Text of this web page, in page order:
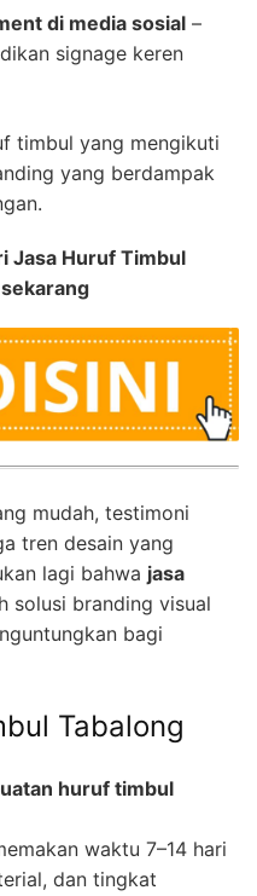
di media sosial –
signage keren
timbul yang mengikuti
yang berdampak
Jasa Huruf Timbul
mudah, testimoni
tren desain yang
lagi bahwa jasa
solusi branding visual
bagi
Tabalong
huruf timbul
waktu 7–14 hari
dan tingkat